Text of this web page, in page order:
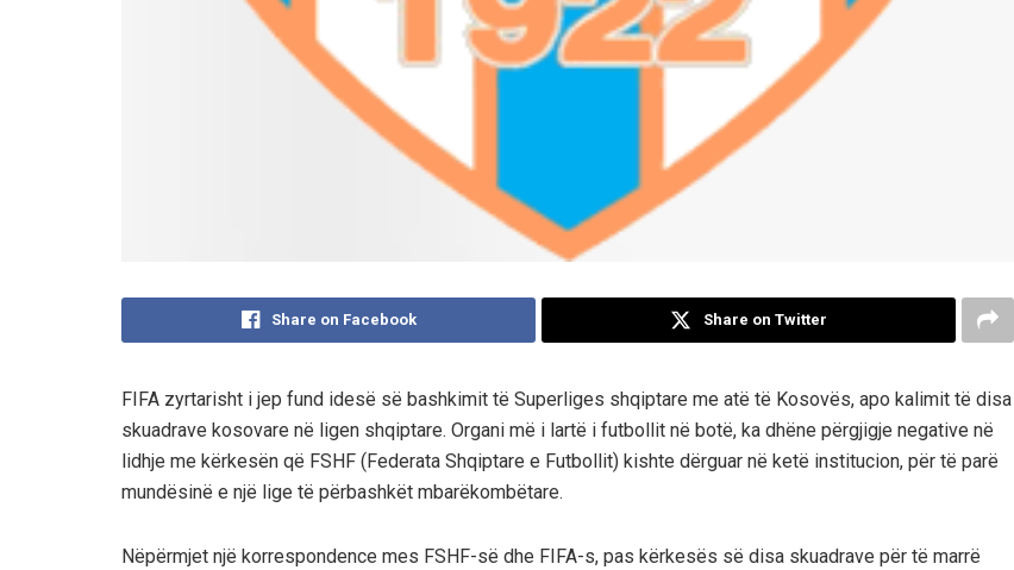
Share on Facebook Share on Twitter
FIFA zyrtarisht i jep fund idesë së bashkimit të Superliges shqiptare me atë të Kosovës, apo kalimit të disa
skuadrave kosovare në ligen shqiptare. Organi më i lartë i futbollit në botë, ka dhëne përgjigje negative në
lidhje me kërkesën që FSHF (Federata Shqiptare e Futbollit) kishte dërguar në ketë institucion, për të parë
mundësinë e një lige të përbashkët mbarëkombëtare.
Nëpërmjet një korrespondence mes FSHF-së dhe FIFA-s, pas kërkesës së disa skuadrave për të marrë